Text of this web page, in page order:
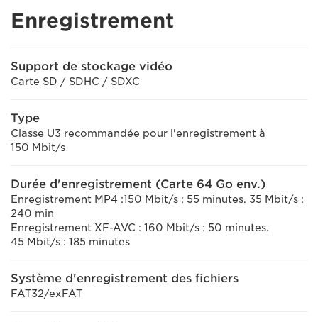
Enregistrement
Support de stockage vidéo
Carte SD / SDHC / SDXC
Type
Classe U3 recommandée pour l'enregistrement à
150 Mbit/s
Durée d'enregistrement (Carte 64 Go env.)
Enregistrement MP4 :150 Mbit/s : 55 minutes. 35 Mbit/s :
240 min
Enregistrement XF-AVC : 160 Mbit/s : 50 minutes.
45 Mbit/s : 185 minutes
Système d'enregistrement des fichiers
FAT32/exFAT